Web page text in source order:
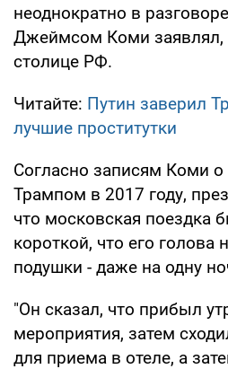
неоднократно в
Джеймсом Коми заявлял,
столице РФ.
Читайте: Путин заверил
лучшие проститутки
Согласно записям Коми о
Трампом в 2017 году,
что московская поездка
короткой, что его голова
подушки - даже на одну
"Он сказал, что прибыл
мероприятия, затем
для приема в отеле, а